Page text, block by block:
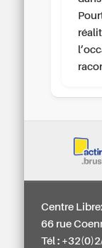
Centre
66 rue
Tél :